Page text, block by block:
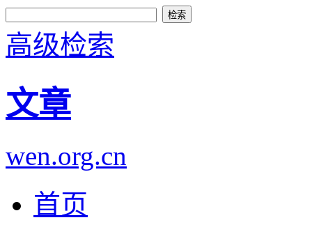
高级检索
文章
wen.org.cn
首页